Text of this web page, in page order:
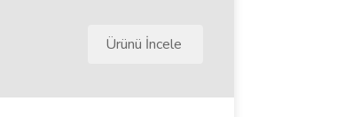
Ürünü İncele